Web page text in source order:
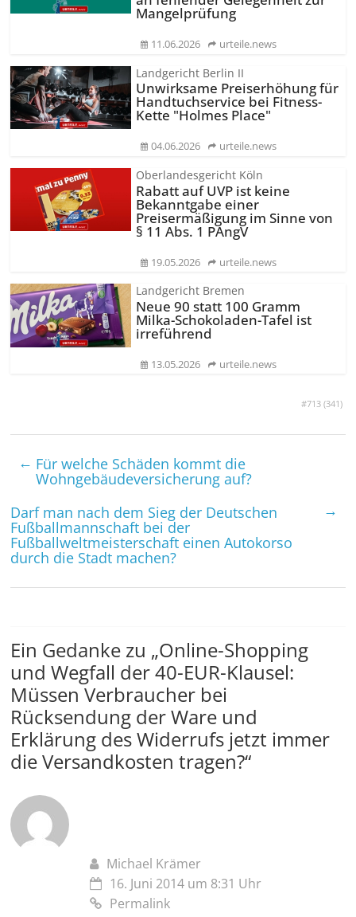
#713 (341)
Mangelprüfung
11.06.2026 urteile.news
Landgericht Berlin II
Unwirksame Preiserhöhung für
Handtuchservice bei Fitness-
Kette "Holmes Place"
04.06.2026 urteile.news
Oberlandesgericht Köln
Rabatt auf UVP ist keine
Bekanntgabe einer
Preisermäßigung im Sinne von
§ 11 Abs. 1 PAngV
19.05.2026 urteile.news
Landgericht Bremen
Neue 90 statt 100 Gramm
Milka-Schokoladen-Tafel ist
irreführend
13.05.2026 urteile.news
← Für welche Schäden kommt die
Wohngebäudeversicherung auf?
Darf man nach dem Sieg der Deutschen
Fußballmannschaft bei der
Fußballweltmeisterschaft einen Autokorso
durch die Stadt machen?
→
Ein Gedanke zu „Online-Shopping
und Wegfall der 40-EUR-Klausel:
Müssen Verbraucher bei
Rücksendung der Ware und
Erklärung des Widerrufs jetzt immer
die Versandkosten tragen?“
Michael Krämer
16. Juni 2014 um 8:31 Uhr
Permalink